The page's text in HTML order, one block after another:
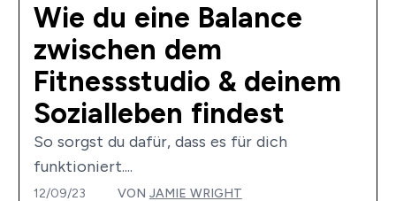
Wie du eine Balance
zwischen dem
Fitnessstudio & deinem
Sozialleben findest
So sorgst du dafür, dass es für dich
funktioniert....
12/09/23 VON JAMIE WRIGHT